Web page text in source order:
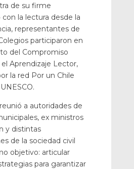
de su firme
la lectura desde la
representantes de
participaron en
del Compromiso
Aprendizaje Lector,
la red Por un Chile
a autoridades de
ex ministros
y distintas
de la sociedad civil
objetivo: articular
para garantizar